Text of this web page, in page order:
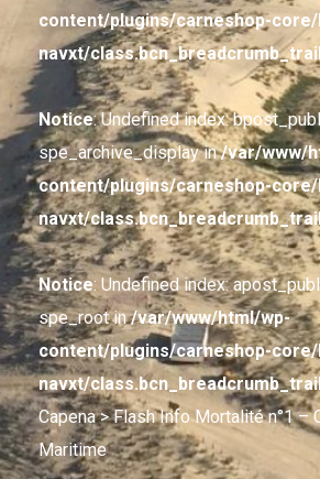
content/plugins/carneshop-
navxt/
Notice: Undefined index:
spe_archive_display in/var/www/
content/plugins/carneshop-
navxt/
Notice: Undefined index:
spe_root in/var/www/html/wp-
content/plugins/carneshop-
navxt/
Capena> Flash Info Mortalité n°1 –
Maritime